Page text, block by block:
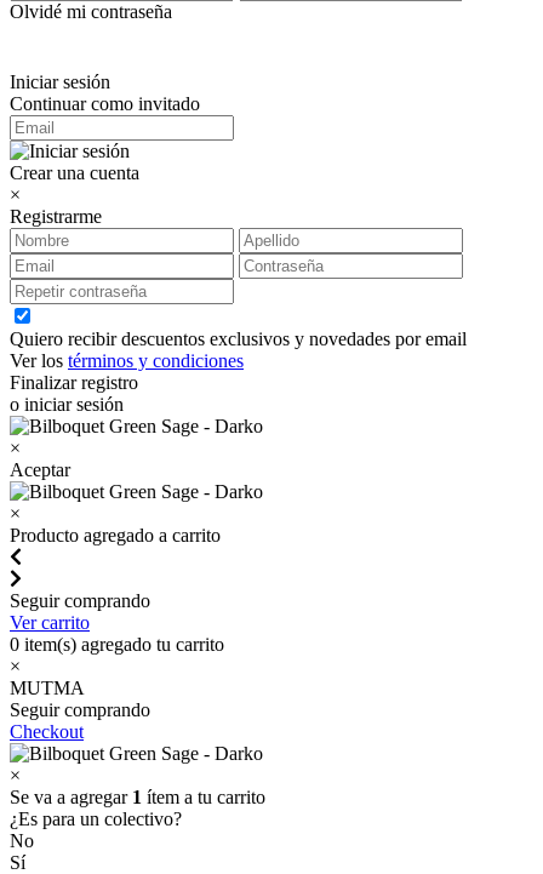
Olvidé mi contraseña
Iniciar sesión
Continuar como invitado
Crear una cuenta
×
Registrarme
Quiero recibir descuentos exclusivos y novedades por email
Ver los términos y condiciones
Finalizar registro
o iniciar sesión
×
Aceptar
×
Producto agregado a carrito
Seguir comprando
Ver carrito
0 item(s) agregado tu carrito
×
MUTMA
Seguir comprando
Checkout
×
Se va a agregar 1 ítem a tu carrito
¿Es para un colectivo?
No
Sí